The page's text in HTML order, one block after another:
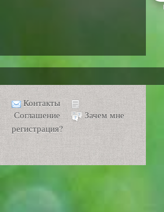
Контакты
Соглашение
Зачем мне
регистрация?